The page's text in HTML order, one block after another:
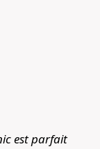
est parfait